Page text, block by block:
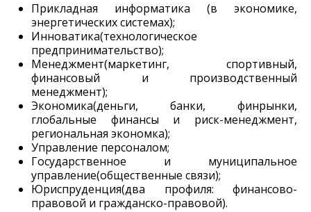
Прикладная информатика (в экономике,
энергетических системах);
Инноватика(технологическое
предпринимательство);
Менеджмент(маркетинг, спортивный,
финансовый и производственный
менеджмент);
Экономика(деньги, банки, финрынки,
глобальные финансы и риск-менеджмент,
региональная экономка);
Управление персоналом;
Государственное и муниципальное
управление(общественные связи);
Юриспруденция(два профиля: финансово-
правовой и гражданско-правовой).